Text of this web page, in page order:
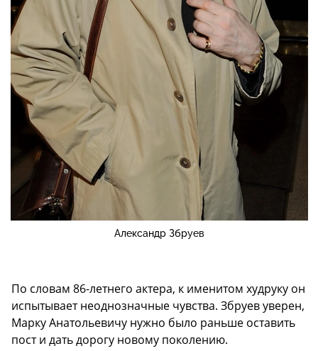
Александр Збруев
По словам 86-летнего актера, к именитом худруку он
испытывает неоднозначные чувства. Збруев уверен,
Марку Анатольевичу нужно было раньше оставить
пост и дать дорогу новому поколению.